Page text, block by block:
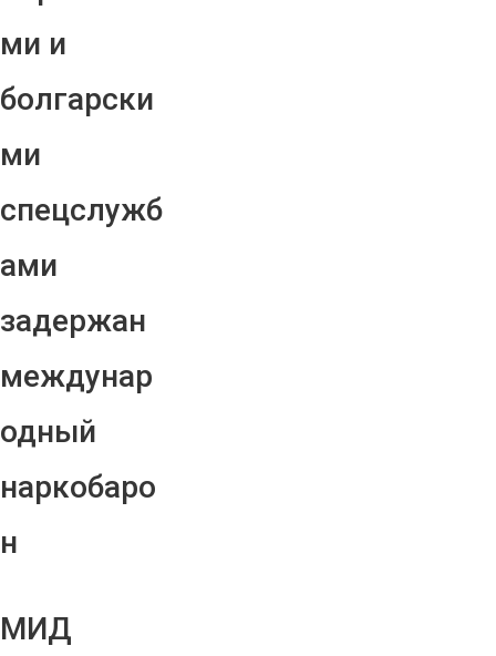
ми и
болгарски
ми
спецслужб
ами
задержан
междунар
одный
наркобаро
н
МИД